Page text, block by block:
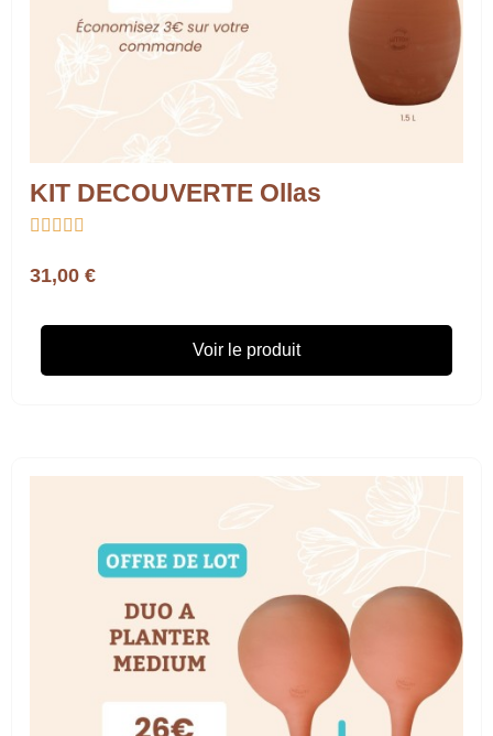
KIT DECOUVERTE Ollas
    
31,00 €
Voir le produit